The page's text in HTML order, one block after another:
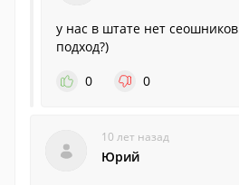
у нас в штате нет
подход?)
0
0
10 лет назад
Юрий